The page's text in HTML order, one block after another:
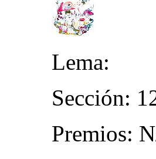
Lema:
Sección:
Premios: